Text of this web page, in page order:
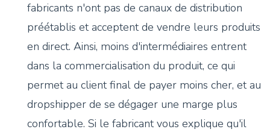
fabricants n'ont pas de canaux de distribution
préétablis et acceptent de vendre leurs produits
en direct. Ainsi, moins d'intermédiaires entrent
dans la commercialisation du produit, ce qui
permet au client final de payer moins cher, et au
dropshipper de se dégager une marge plus
confortable. Si le fabricant vous explique qu'il